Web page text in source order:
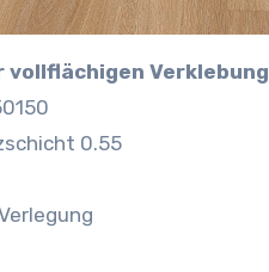
vollflächigen Verklebung
0.55